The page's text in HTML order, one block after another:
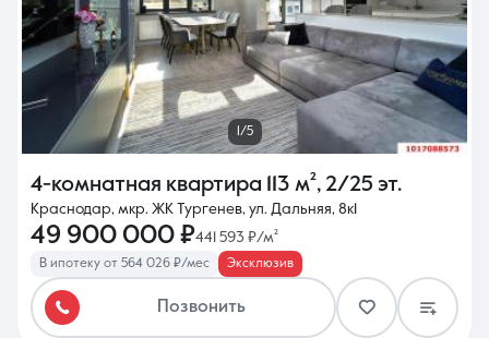
1/5
4-комнатная квартира 113 м², 2/25 эт.
Краснодар, мкр. ЖК Тургенев, ул. Дальняя, 8к1
49 900 000 ₽441 593 ₽/м²
В ипотеку от 564 026 ₽/мес Эксклюзив
Позвонить